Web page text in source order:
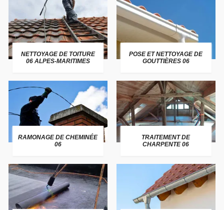
NETTOYAGE DE TOITURE
06 ALPES-MARITIMES
POSE ET NETTOYAGE DE
GOUTTIÈRES 06
RAMONAGE DE CHEMINÉE
06
TRAITEMENT DE
CHARPENTE 06